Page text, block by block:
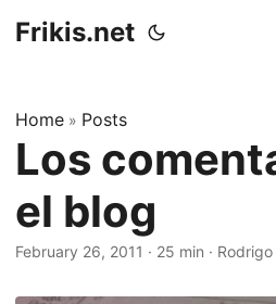
Frikis.net
Home » Posts
Los
el blog
February 26, 2011 · 25 min ·